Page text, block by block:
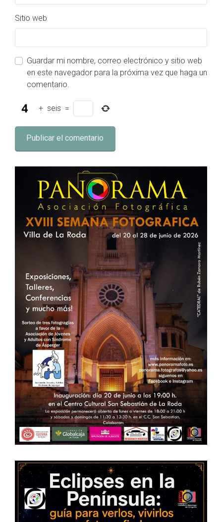
Sitio web
Guardar mi nombre, correo electrónico y sitio web
en este navegador para la próxima vez que haga un
comentario.
+ seis =